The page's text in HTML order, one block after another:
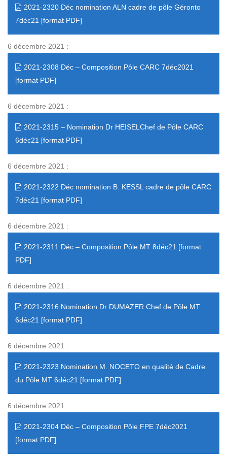
2021-2320 Déc nomination ALN cadre de pôle Géronto
7déc21
6 décembre 2021 :
2021-2308 Déc – Composition Pôle CARC 7déc2021
6 décembre 2021 :
2021-2315 – Nomination Dr HEISELChef de Pôle CARC
6déc21
6 décembre 2021 :
2021-2322 Déc nomination B. KESSL cadre de pôle CARC
7déc21
6 décembre 2021 :
2021-2311 Déc – Composition Pôle MT 8déc21
6 décembre 2021 :
2021-2316 Nomination Dr DUMAZER Chef de Pôle MT
6déc21
6 décembre 2021 :
2021-2323 Nomination M. NOCETO en qualité de Cadre
du Pôle MT 6déc21
6 décembre 2021 :
2021-2304 Déc – Composition Pôle FPE 7déc2021